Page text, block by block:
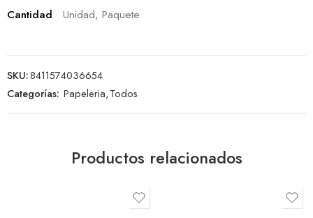
Cantidad
Unidad, Paquete
SKU:8411574036654
Categorías: Papeleria,Todos
Productos relacionados